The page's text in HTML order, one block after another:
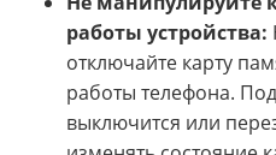
работы устройства:
отключайте карту
работы телефона.
выключится или